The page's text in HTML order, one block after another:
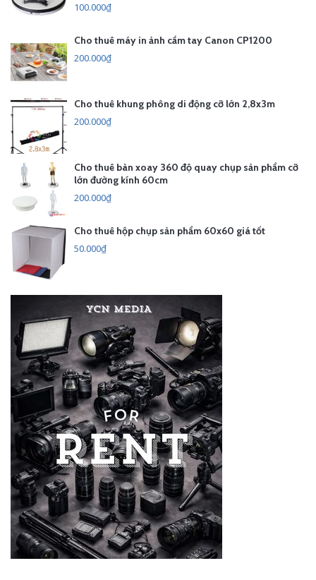
100.000₫
Cho thuê máy in ảnh cầm tay Canon CP1200
200.000₫
Cho thuê khung phông di động cỡ lớn 2,8x3m
200.000₫
Cho thuê bàn xoay 360 độ quay chụp sản phẩm cỡ
lớn đường kính 60cm
200.000₫
Cho thuê hộp chụp sản phẩm 60x60 giá tốt
50.000₫